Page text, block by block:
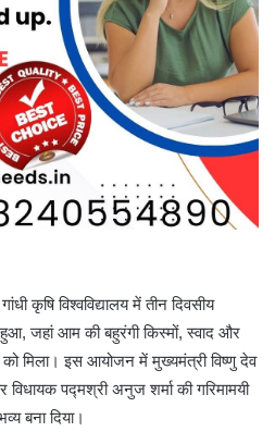
कृषि विश्वविद्यालय में तीन दिवसीय
जहां आम की बहुरंगी किस्मों, स्वाद और
मिला। इस आयोजन में मुख्यमंत्री विष्णु देव
विधायक पद्मश्री अनुज शर्मा की गरिमामयी
बना दिया।